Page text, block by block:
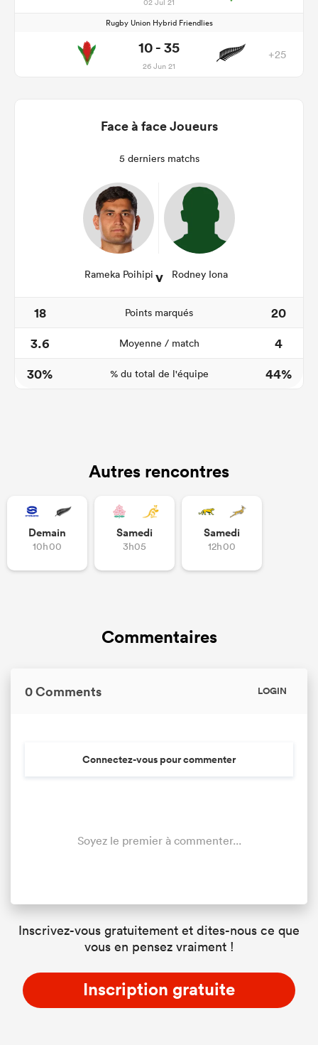
Rugby Union Hybrid Friendlies
10 - 35
26 Jun 21
+25
Face à face Joueurs
5 derniers matchs
Rameka Poihipi v Rodney Iona
18 Points marqués
20
3.6
Moyenne / match
4
30%
% du total de l'équipe 44%
Autres rencontres
Demain
10h00
Samedi
3h05
Samedi
12h00
Commentaires
0 Comments LOGIN
Connectez-vous pour commenter
Soyez le premier à commenter...
Inscrivez-vous gratuitement et dites-nous ce que
vous en pensez vraiment !
Inscription gratuite